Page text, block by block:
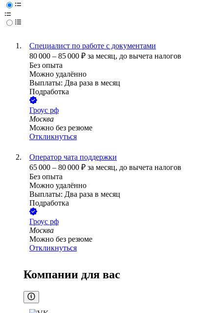
Специалист по работе с документами
80 000 – 85 000 ₽ за месяц, до вычета налогов
Без опыта
Можно удалённо
Выплаты: Два раза в месяц
Подработка
Гроус рф
Москва
Можно без резюме
Откликнуться
Оператор чата поддержки
65 000 – 80 000 ₽ за месяц, до вычета налогов
Без опыта
Можно удалённо
Выплаты: Два раза в месяц
Подработка
Гроус рф
Москва
Можно без резюме
Откликнуться
Компании для вас